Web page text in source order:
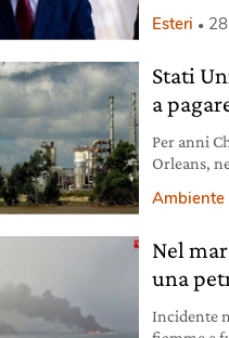
Esteri
Stati
a
Per anni
Orleans,
Ambiente
Nel
una
Incidente